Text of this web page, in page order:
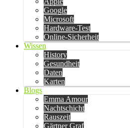
Google
Microsoft
Hardware-Test
Online-Sicherheit
Wissen
History
Gesundheit
Daten
Karten
Blogs
Emma Amour
Nachtschicht
Rauszeit
Gärtner Graf